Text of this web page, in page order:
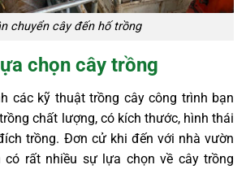
chuyển cây đến hố trồng
chọn cây trồng
các kỹ thuật trồng cây công trình bạn
chất lượng, có kích thước, hình thái
trồng. Đơn cử khi đến với nhà vườn
có rất nhiều sự lựa chọn về cây trồng